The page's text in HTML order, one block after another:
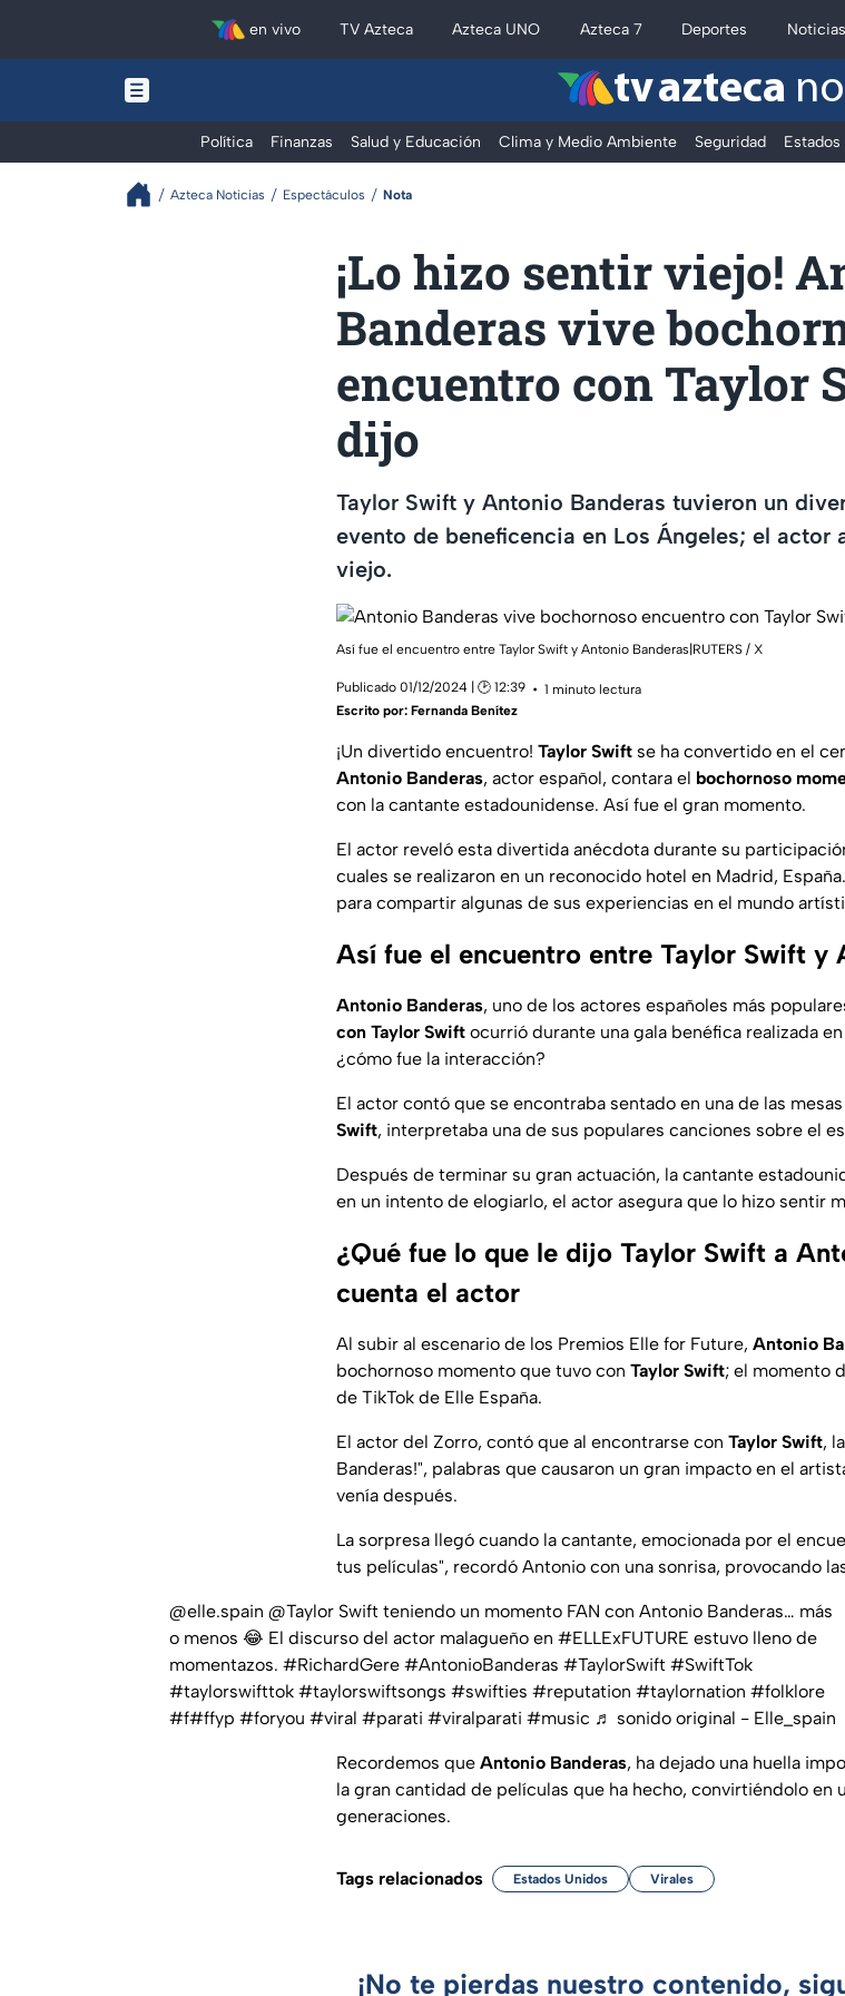
en vivo TV Azteca Azteca UNO Azteca 7 Deportes Noticias
tv azteca
Política Finanzas Salud y Educación Clima y Medio Ambiente Seguridad Estados
Azteca Noticias Espectáculos Nota
¡Lo hizo sentir viejo!
Banderas vive
encuentro con Taylor
dijo
Taylor Swift y Antonio Banderas tuvieron un
evento de beneficencia en Los Ángeles; el actor
viejo.
Así fue el encuentro entre Taylor Swift y Antonio Banderas|RUTERS / X
Publicado 01/12/2024 | 🕑 12:39
1 minuto lectura
Escrito por: Fernanda Benítez
¡Un divertido encuentro! Taylor Swift se ha convertido en el
Antonio Banderas, actor español, contara el bochornoso
con la cantante estadounidense. Así fue el gran momento.
El actor reveló esta divertida anécdota durante su
cuales se realizaron en un reconocido hotel en Madrid, España.
para compartir algunas de sus experiencias en el mundo
Así fue el encuentro entre Taylor Swift y
Antonio Banderas, uno de los actores españoles más
con Taylor Swift ocurrió durante una gala benéfica realizada en
¿cómo fue la interacción?
El actor contó que se encontraba sentado en una de las
Swift, interpretaba una de sus populares canciones sobre el
Después de terminar su gran actuación, la cantante
en un intento de elogiarlo, el actor asegura que lo hizo sentir
¿Qué fue lo que le dijo Taylor Swift a
cuenta el actor
Al subir al escenario de los Premios Elle for Future, Antonio
bochornoso momento que tuvo con Taylor Swift; el momento
de TikTok de Elle España.
El actor del Zorro, contó que al encontrarse con Taylor Swift,
Banderas!", palabras que causaron un gran impacto en el
venía después.
La sorpresa llegó cuando la cantante, emocionada por el
tus películas", recordó Antonio con una sonrisa, provocando
@elle.spain @Taylor Swift teniendo un momento FAN con Antonio Banderas… más
o menos 😂 El discurso del actor malagueño en #ELLExFUTURE estuvo lleno de
momentazos. #RichardGere #AntonioBanderas #TaylorSwift #SwiftTok
#taylorswifttok #taylorswiftsongs #swifties #reputation #taylornation #folklore
#f#ffyp #foryou #viral #parati #viralparati #music ♬ sonido original - Elle_spain
Recordemos que Antonio Banderas, ha dejado una huella
la gran cantidad de películas que ha hecho, convirtiéndolo en
generaciones.
Tags relacionados Estados Unidos Virales
¡No te pierdas nuestro contenido,